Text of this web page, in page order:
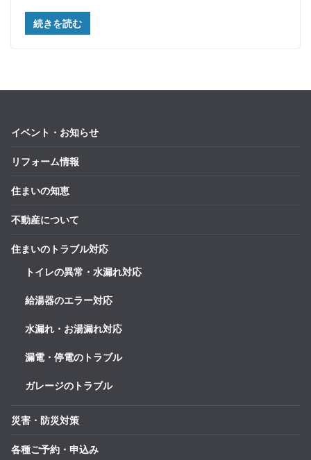
続きを読む
イベント・お知らせ
リフォーム情報
住まいの知恵
不動産について
住まいのトラブル対応
トイレの異常・水漏れ対応
給湯器のエラー対応
水漏れ・お湯漏れ対応
漏電・停電のトラブル
ガレージのトラブル
災害・防災対策
各種ご予約・申込み